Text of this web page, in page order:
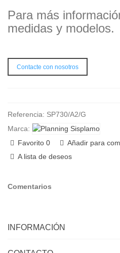
Para más
medidas y modelos.
Contacte con nosotros
Referencia: SP730/A2/G
Marca:
Favorito 0 Añadir para
A lista de deseos
Comentarios
INFORMACIÓN